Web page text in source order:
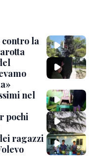
la
nel
pochi
ragazzi